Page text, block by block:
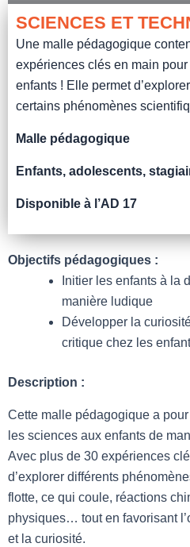
SCIENCES ET
Une malle pédagogique
expériences clés en main
enfants ! Elle permet
certains phénomènes
Malle pédagogique
Enfants, adolescents,
Disponible à l’AD 17
Objectifs pédagogiques :
Initier les enfants à la
manière ludique
Développer la
critique chez les
Description :
Cette malle pédagogique a
les sciences aux enfants de
Avec plus de 30 expériences
d’explorer différents
flotte, ce qui coule, réactions
physiques… tout en favorisant
et la curiosité.